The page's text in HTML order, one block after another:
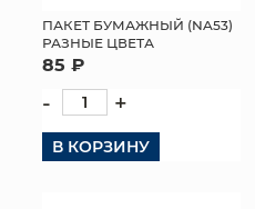
ПАКЕТ БУМАЖНЫЙ (NA53)
РАЗНЫЕ ЦВЕТА
85 ₽
- +
В КОРЗИНУ